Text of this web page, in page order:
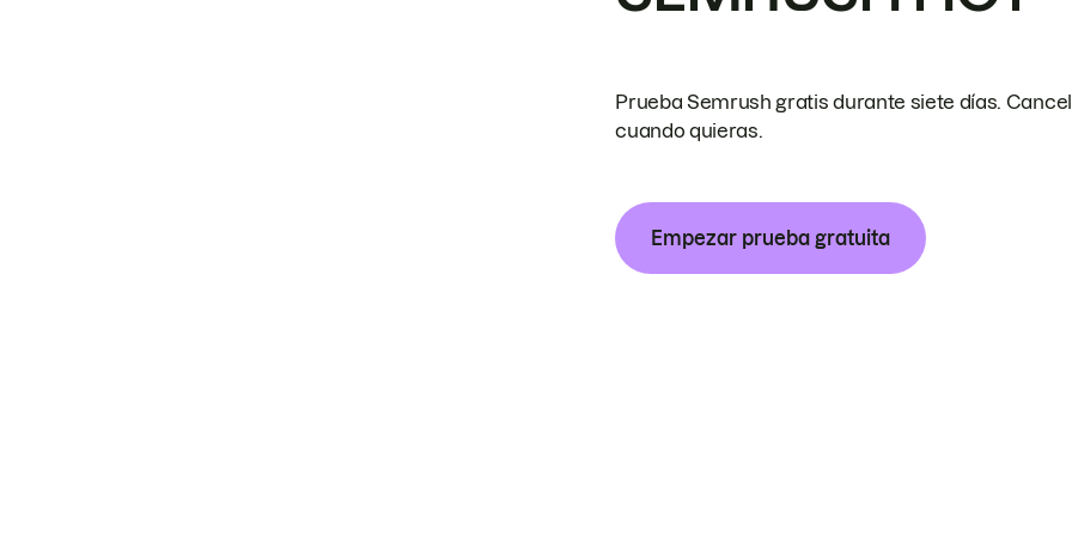
Prueba Semrush gratis durante siete días.
cuando quieras.
Empezar prueba gratuita